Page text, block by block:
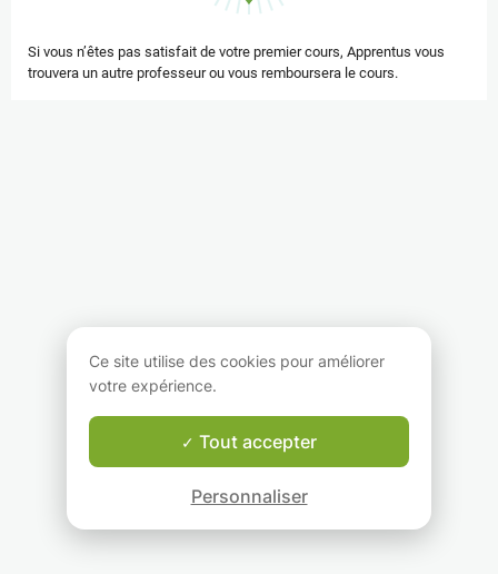
Si vous n’êtes pas satisfait de votre premier cours, Apprentus vous
trouvera un autre professeur ou vous remboursera le cours.
Ce site utilise des cookies pour améliorer
votre expérience.
Tout accepter
Personnaliser